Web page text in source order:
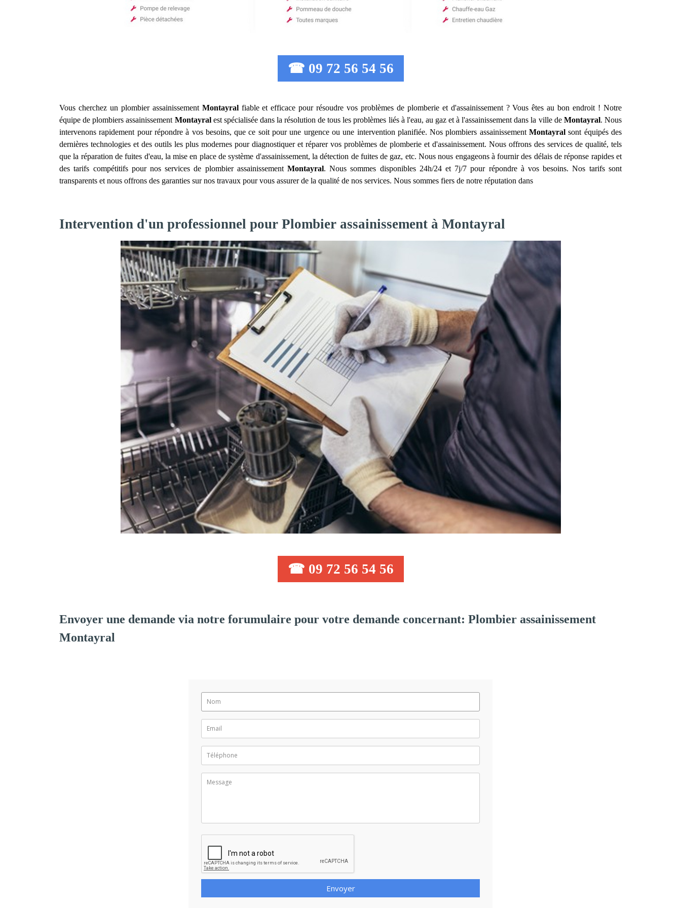
☎ 09 72 56 54 56
Vous cherchez un plombier assainissement Montayralfiable et efficace pour résoudre vos problèmes de plomberie et d'assainissement ? Vous êtes au bon endroit ! Notre
équipe de plombiers assainissement Montayralest spécialisée dans la résolution de tous les problèmes liés à l'eau, au gaz et à l'assainissement dans la ville de Montayral. Nous
intervenons rapidement pour répondre à vos besoins, que ce soit pour une urgence ou une intervention planifiée. Nos plombiers assainissement Montayral sont équipés des
dernières technologies et des outils les plus modernes pour diagnostiquer et réparer vos problèmes de plomberie et d'assainissement. Nous offrons des services de qualité, tels
que la réparation de fuites d'eau, la mise en place de système d'assainissement, la détection de fuites de gaz, etc. Nous nous engageons à fournir des délais de réponse rapides et
des tarifs compétitifs pour nos services de plombier assainissement Montayral. Nous sommes disponibles 24h/24 et 7j/7 pour répondre à vos besoins. Nos tarifs sont
transparents et nous offrons des garanties sur nos travaux pour vous assurer de la qualité de nos services. Nous sommes fiers de notre réputation dans
Intervention d'un professionnel pour Plombier assainissement à Montayral
☎ 09 72 56 54 56
Envoyer une demande via notre forumulaire pour votre demande concernant: Plombier assainissement
Montayral
Envoyer